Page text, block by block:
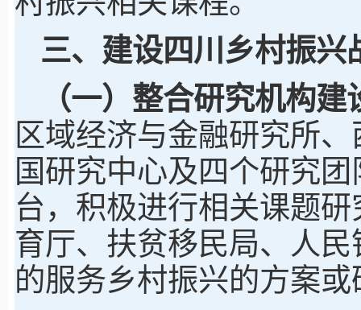
三、建设四川乡村振兴
（一）整合研究机构
区域经济与金融研究所
国研究中心及四个研究
台，积极进行相关课题
育厅、扶贫移民局、人
的服务乡村振兴的方案